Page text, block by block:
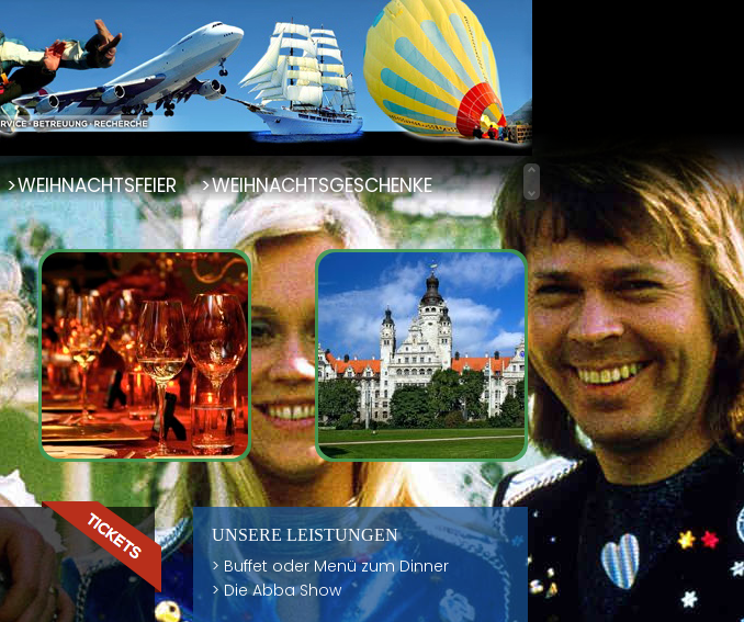
WEIHNACHTSFEIER WEIHNACHTSGESCHENKE
UNSERE LEISTUNGEN
Buffet oder Menü zum Dinner
Die Abba Show